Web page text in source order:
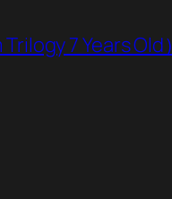
7 Years Old）